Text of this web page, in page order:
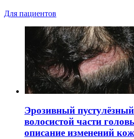
Для пациентов
Эрозивный
волосистой части
описание изменений